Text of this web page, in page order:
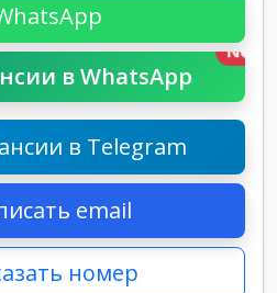
в WhatsApp
New
в Telegram
email
номер